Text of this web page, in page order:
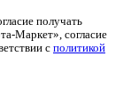
получать
Маркет», согласие
с политикой